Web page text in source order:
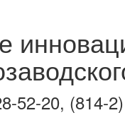
52-20, (814-